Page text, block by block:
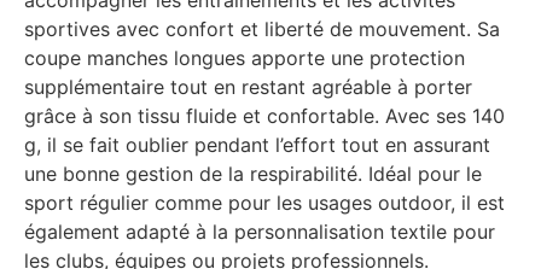
sportives avec confort et liberté de mouvement. Sa
coupe manches longues apporte une protection
supplémentaire tout en restant agréable à porter
grâce à son tissu fluide et confortable. Avec ses 140
g, il se fait oublier pendant l’effort tout en assurant
une bonne gestion de la respirabilité. Idéal pour le
sport régulier comme pour les usages outdoor, il est
également adapté à la personnalisation textile pour
les clubs, équipes ou projets professionnels.